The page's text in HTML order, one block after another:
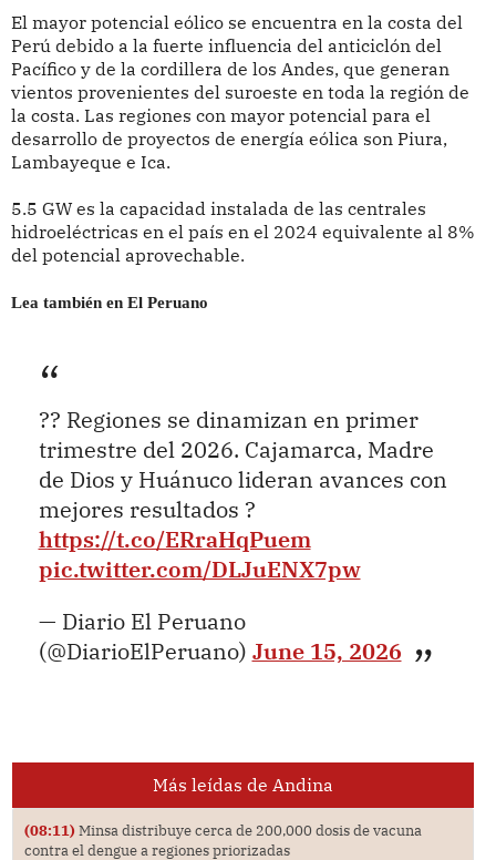
El mayor potencial eólico se encuentra en la costa del
Perú debido a la fuerte influencia del anticiclón del
Pacífico y de la cordillera de los Andes, que generan
vientos provenientes del suroeste en toda la región de
la costa. Las regiones con mayor potencial para el
desarrollo de proyectos de energía eólica son Piura,
Lambayeque e Ica.
5.5 GW es la capacidad instalada de las centrales
hidroeléctricas en el país en el 2024 equivalente al 8%
del potencial aprovechable.
Lea también en El Peruano
?? Regiones se dinamizan en primer
trimestre del 2026. Cajamarca, Madre
de Dios y Huánuco lideran avances con
mejores resultados ?
https://t.co/ERraHqPuem
pic.twitter.com/DLJuENX7pw
— Diario El Peruano
(@DiarioElPeruano) June 15, 2026
Más leídas de Andina
(08:11) Minsa distribuye cerca de 200,000 dosis de vacuna
contra el dengue a regiones priorizadas